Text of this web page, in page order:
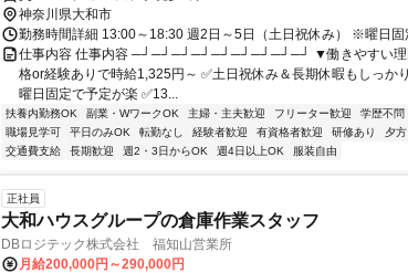
神奈川県大和市
勤務時間詳細 13:00～18:30 週2日～5日（土日祝休み） ※曜日固
仕事内容 仕事内容 ─┘─┘─┘─┘─┘─┘─┘─┘─┘ ▼働きやすい理
格or経験ありで時給1,325円～ ✅土日祝休み＆長期休暇もしっか
曜日固定で予定が楽 ✅13...
扶養内勤務OK 副業・WワークOK 主婦・主夫歓迎 フリーター歓迎 学歴不問
職場見学可
平日のみOK 転勤なし 経験者歓迎 有資格者歓迎 研修あり 夕方
交通費支給
長期歓迎 週2・3日からOK 週4日以上OK 服装自由
正社員
大和ハウスグループの倉庫作業スタッフ
DBロジテック株式会社 福知山営業所
月給200,000円～290,000円